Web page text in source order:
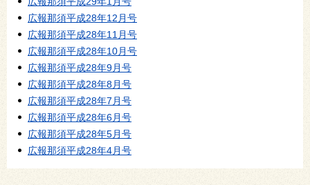
広報那須平成28年12月号
広報那須平成28年11月号
広報那須平成28年10月号
広報那須平成28年9月号
広報那須平成28年8月号
広報那須平成28年7月号
広報那須平成28年6月号
広報那須平成28年5月号
広報那須平成28年4月号